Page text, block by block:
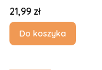
Cena
21,99 zł
Do koszyka